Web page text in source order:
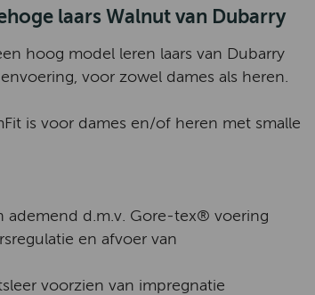
laars Walnut van Dubarry
hoog model leren laars van Dubarry
voor zowel dames als heren.
is voor dames en/of heren met smalle
ademend d.m.v. Gore-tex® voering
en afvoer van
voorzien van impregnatie